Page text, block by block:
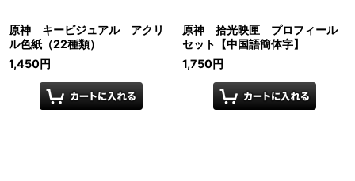
原神 キービジュアル アクリ
ル色紙（22種類）
1,450円
原神 拾光映匣 プロフィール
セット【中国語簡体字】
1,750円